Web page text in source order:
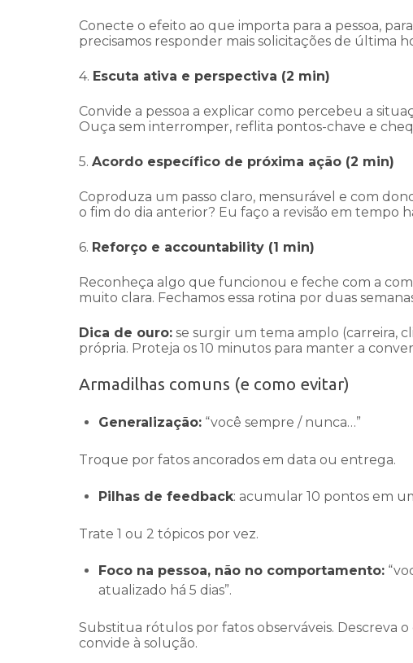
Conecte o efeito ao que importa para a pessoa,
precisamos responder mais solicitações de última
4. Escuta ativa e perspectiva (2 min)
Convide a pessoa a explicar como percebeu a
Ouça sem interromper, reflita pontos-chave e
5. Acordo específico de próxima ação (2 min)
Coproduza um passo claro, mensurável e com
o fim do dia anterior? Eu faço a revisão em tempo
6. Reforço e accountability (1 min)
Reconheça algo que funcionou e feche com a
muito clara. Fechamos essa rotina por duas
Dica de ouro: se surgir um tema amplo (carreira,
própria. Proteja os 10 minutos para manter a
Armadilhas comuns (e como evitar)
Generalização: “você sempre / nunca…”
Troque por fatos ancorados em data ou entrega.
Pilhas de feedback: acumular 10 pontos em
Trate 1 ou 2 tópicos por vez.
Foco na pessoa, não no comportamento:
atualizado há 5 dias”.
Substitua rótulos por fatos observáveis. Descreva
convide à solução.